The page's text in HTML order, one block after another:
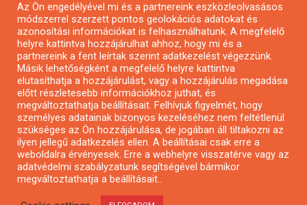
Pályázatok magánszemélyeknek
Pályázatok civil szervezeteknek
Pályázatok vállalkozásoknak
Önkormányzati pályázatok
Mezőgazdasági pályázatok
Falusi turizmus pályázatok
Napelem pályázatok
GINOP pályázatok
Az Ön engedélyével mi és a partnereink eszközleolvasásos
módszerrel szerzett pontos geolokációs adatokat és
azonosítási információkat is felhasználhatunk. A megfelelő
helyre kattintva hozzájárulhat ahhoz, hogy mi és a
partnereink a fent leírtak szerint adatkezelést végezzünk.
Másik lehetőségként a megfelelő helyre kattintva
elutasíthatja a hozzájárulást, vagy a hozzájárulás megadása
előtt részletesebb információkhoz juthat, és
megváltoztathatja beállításait. Felhívjuk figyelmét, hogy
személyes adatainak bizonyos kezeléséhez nem feltétlenül
szükséges az Ön hozzájárulása, de jogában áll tiltakozni az
ilyen jellegű adatkezelés ellen. A beállításai csak erre a
weboldalra érvényesek. Erre a webhelyre visszatérve vagy az
adatvédelmi szabályzatunk segítségével bármikor
megváltoztathatja a beállításait..